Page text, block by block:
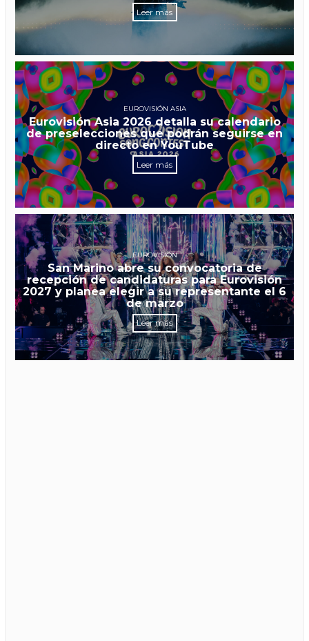
Leer más
EUROVISIÓN ASIA
Eurovisión Asia 2026 detalla su calendario
de preselecciones que podrán seguirse en
directo en YouTube
Leer más
EUROVISIÓN
San Marino abre su convocatoria de
recepción de candidaturas para Eurovisión
2027 y planea elegir a su representante el 6
de marzo
Leer más